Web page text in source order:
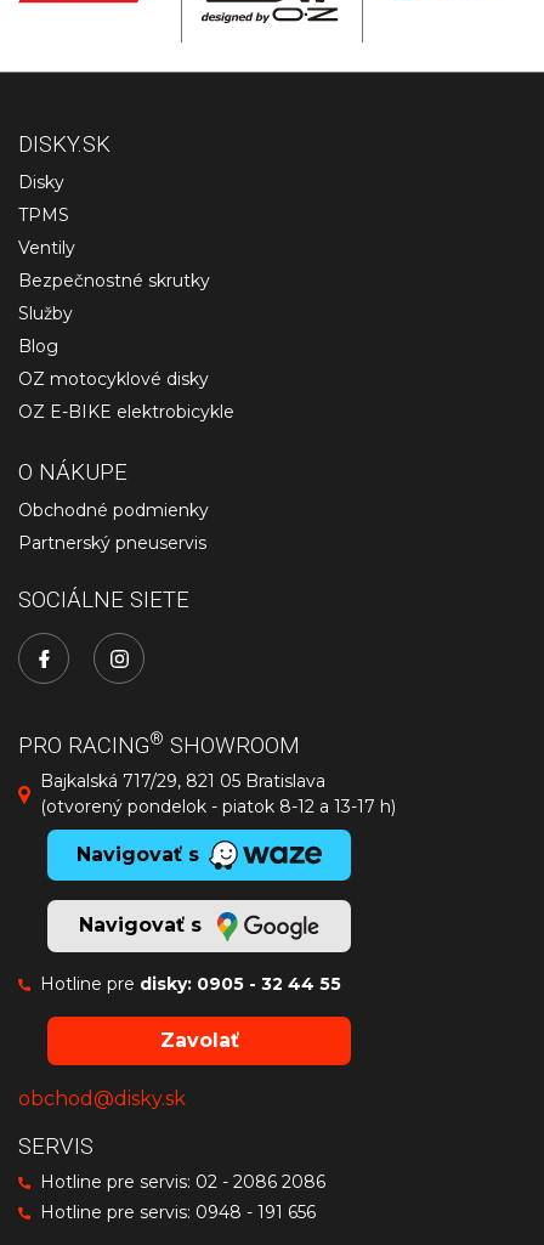
DISKY.SK
Disky
TPMS
Ventily
Bezpečnostné skrutky
Služby
Blog
OZ motocyklové disky
OZ E-BIKE elektrobicykle
O NÁKUPE
Obchodné podmienky
Partnerský pneuservis
SOCIÁLNE SIETE
PRO RACING® SHOWROOM
Bajkalská 717/29, 821 05 Bratislava
(otvorený pondelok - piatok 8-12 a 13-17 h)
Navigovať s
Navigovať s
Hotline pre disky: 0905 - 32 44 55
Zavolať
obchod@disky.sk
SERVIS
Hotline pre servis: 02 - 2086 2086
Hotline pre servis: 0948 - 191 656